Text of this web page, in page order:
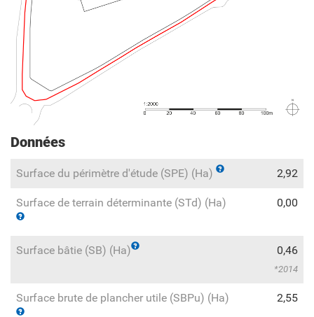
Données
Surface du périmètre d'étude (SPE) (Ha) 2,92
Surface de terrain déterminante (STd) (Ha) 0,00
Surface bâtie (SB) (Ha) 0,46
2014
Surface brute de plancher utile (SBPu) (Ha) 2,55